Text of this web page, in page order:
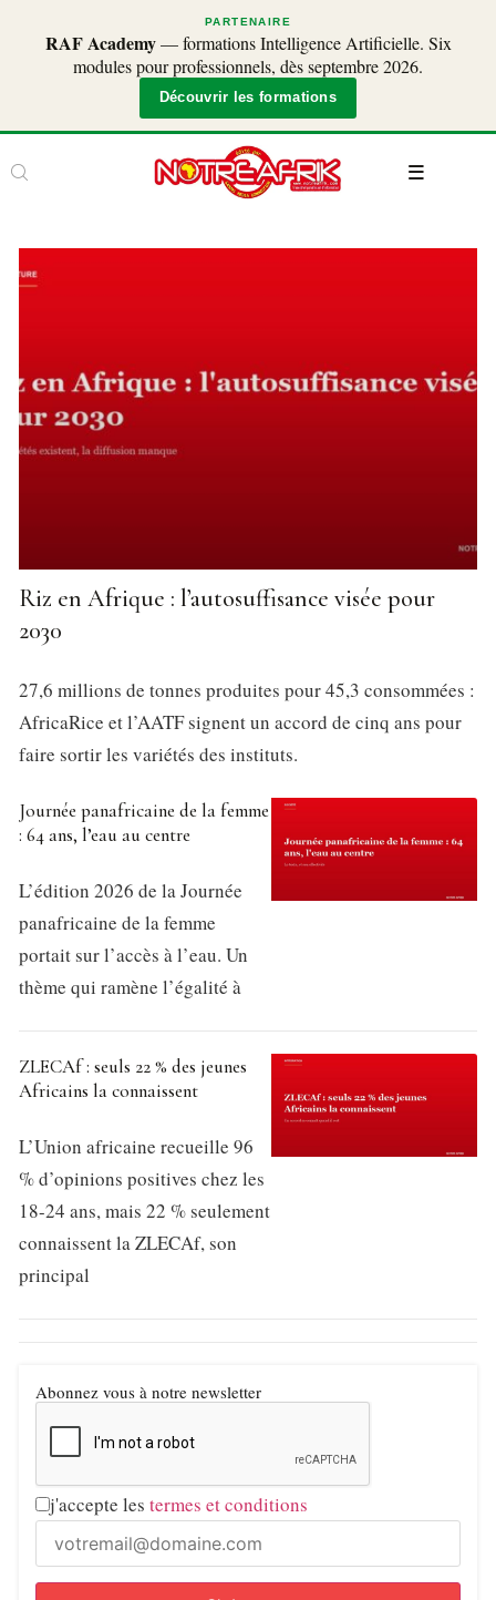
PARTENAIRE
RAF Academy— formations Intelligence Artificielle. Six
modules pour professionnels, dès septembre 2026.
Découvrir les formations
Riz en Afrique : l’autosuffisance visée pour
2030
27,6 millions de tonnes produites pour 45,3 consommées :
AfricaRice et l’AATF signent un accord de cinq ans pour
faire sortir les variétés des instituts.
Journée panafricaine de la femme
: 64 ans, l’eau au centre
L’édition 2026 de la Journée
panafricaine de la femme
portait sur l’accès à l’eau. Un
thème qui ramène l’égalité à
ZLECAf : seuls 22 % des jeunes
Africains la connaissent
L’Union africaine recueille 96
% d’opinions positives chez les
18-24 ans, mais 22 % seulement
connaissent la ZLECAf, son
principal
Abonnez vous à notre newsletter
j'accepte les termes et conditions